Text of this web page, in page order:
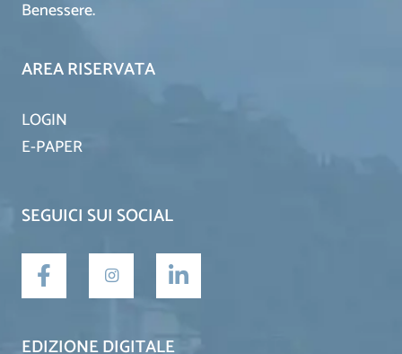
Benessere.
AREA RISERVATA
LOGIN
E-PAPER
SEGUICI SUI SOCIAL
EDIZIONE DIGITALE